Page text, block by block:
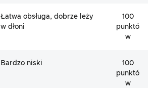
Łatwa obsługa, dobrze leży
w dłoni
100
punktó
w
Bardzo niski
100
punktó
w